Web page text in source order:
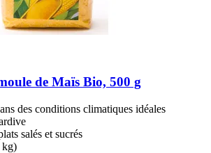
de Maïs Bio, 500 g
des conditions climatiques idéales
salés et sucrés
kg)